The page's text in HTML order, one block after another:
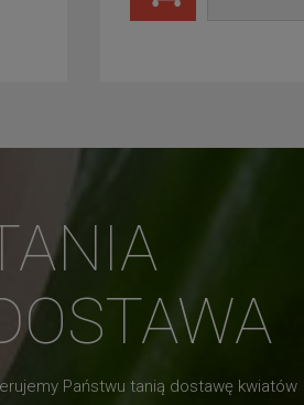
Państwu tanią dostawę kwiatów